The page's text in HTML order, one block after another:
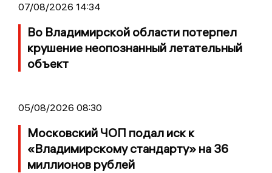
07/08/2026 14:34
Во Владимирской области потерпел
крушение неопознанный летательный
объект
05/08/2026 08:30
Московский ЧОП подал иск к
«Владимирскому стандарту» на 36
миллионов рублей